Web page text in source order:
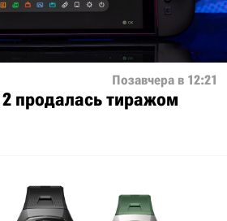
Позавчера в 12:21
продалась тиражом